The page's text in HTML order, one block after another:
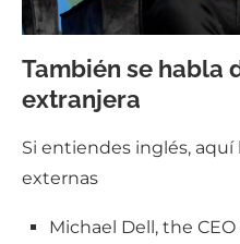
También se habla
extranjera
Si entiendes inglés,
externas
Michael Dell, the